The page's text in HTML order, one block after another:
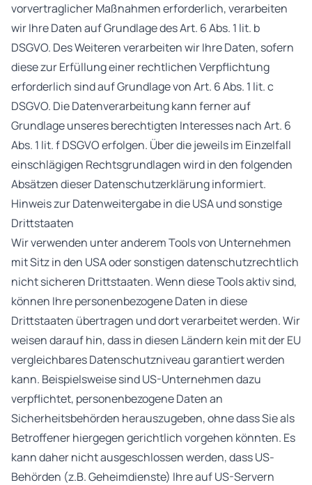
vorvertraglicher Maßnahmen erforderlich, verarbeiten
wir Ihre Daten auf Grundlage des Art. 6 Abs. 1 lit. b
DSGVO. Des Weiteren verarbeiten wir Ihre Daten, sofern
diese zur Erfüllung einer rechtlichen Verpflichtung
erforderlich sind auf Grundlage von Art. 6 Abs. 1 lit. c
DSGVO. Die Datenverarbeitung kann ferner auf
Grundlage unseres berechtigten Interesses nach Art. 6
Abs. 1 lit. f DSGVO erfolgen. Über die jeweils im Einzelfall
einschlägigen Rechtsgrundlagen wird in den folgenden
Absätzen dieser Datenschutzerklärung informiert.
Hinweis zur Datenweitergabe in die USA und sonstige
Drittstaaten
Wir verwenden unter anderem Tools von Unternehmen
mit Sitz in den USA oder sonstigen datenschutzrechtlich
nicht sicheren Drittstaaten. Wenn diese Tools aktiv sind,
können Ihre personenbezogene Daten in diese
Drittstaaten übertragen und dort verarbeitet werden. Wir
weisen darauf hin, dass in diesen Ländern kein mit der EU
vergleichbares Datenschutzniveau garantiert werden
kann. Beispielsweise sind US-Unternehmen dazu
verpflichtet, personenbezogene Daten an
Sicherheitsbehörden herauszugeben, ohne dass Sie als
Betroffener hiergegen gerichtlich vorgehen könnten. Es
kann daher nicht ausgeschlossen werden, dass US-
Behörden (z.B. Geheimdienste) Ihre auf US-Servern